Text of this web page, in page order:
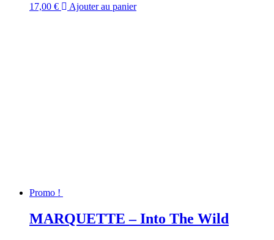
17,00 € Ajouter au panier
Promo !
MARQUETTE – Into The Wild